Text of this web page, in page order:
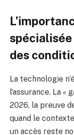
des
La technologie
l’assurance. La «
2026, la preuve
quand le
un accès reste